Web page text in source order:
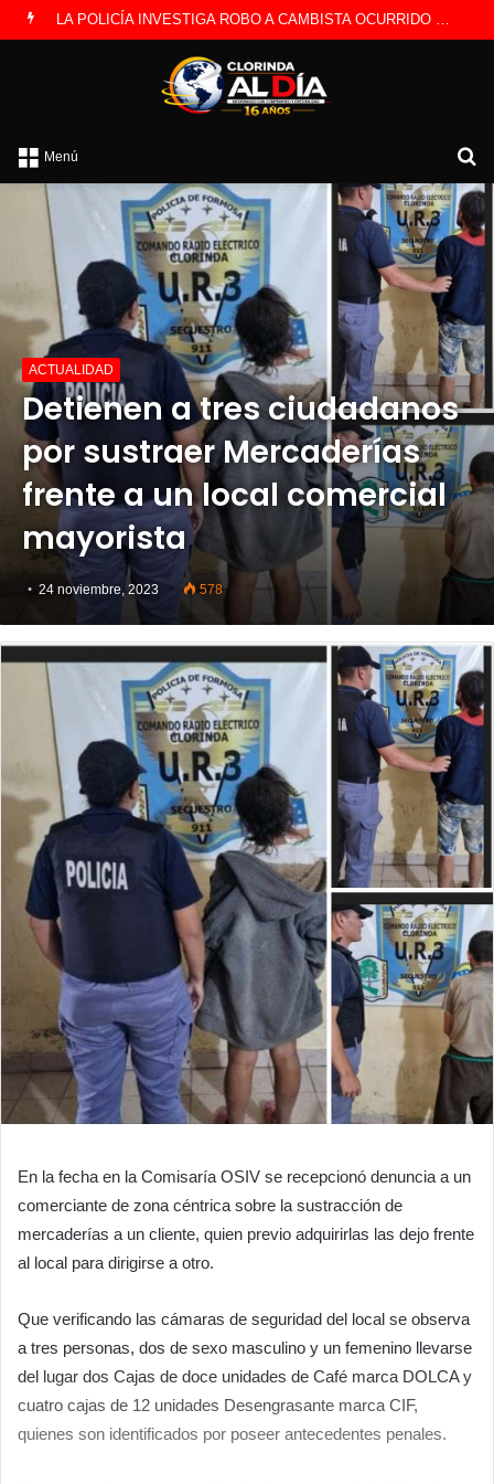
PREOCUPACIÓN POR MOTOS QUE CIRCULAN SIN ILUMINACIÓN
Menú
ACTUALIDAD
Detienen a tres ciudadanos
por sustraer Mercaderías
frente a un local comercial
mayorista
24 noviembre, 2023 578
En la fecha en la Comisaría OSIV se recepcionó denuncia a un
comerciante de zona céntrica sobre la sustracción de
mercaderías a un cliente, quien previo adquirirlas las dejo frente
al local para dirigirse a otro.
Que verificando las cámaras de seguridad del local se observa
a tres personas, dos de sexo masculino y un femenino llevarse
del lugar dos Cajas de doce unidades de Café marca DOLCA y
cuatro cajas de 12 unidades Desengrasante marca CIF,
quienes son identificados por poseer antecedentes penales.